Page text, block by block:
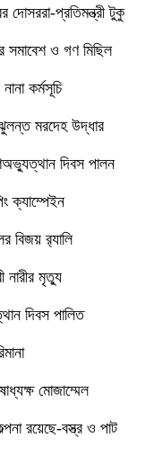
দোসররা-প্রতিমন্ত্রী টুকু
সমাবেশ ও গণ মিছিল
কর্মসূচি
মরদেহ উদ্ধার
দিবস পালন
ক্যাম্পেইন
বিজয় র‍্যালি
নারীর মৃত্যু
দিবস পালিত
মোজাম্মেল
রয়েছে-বস্ত্র ও পাট